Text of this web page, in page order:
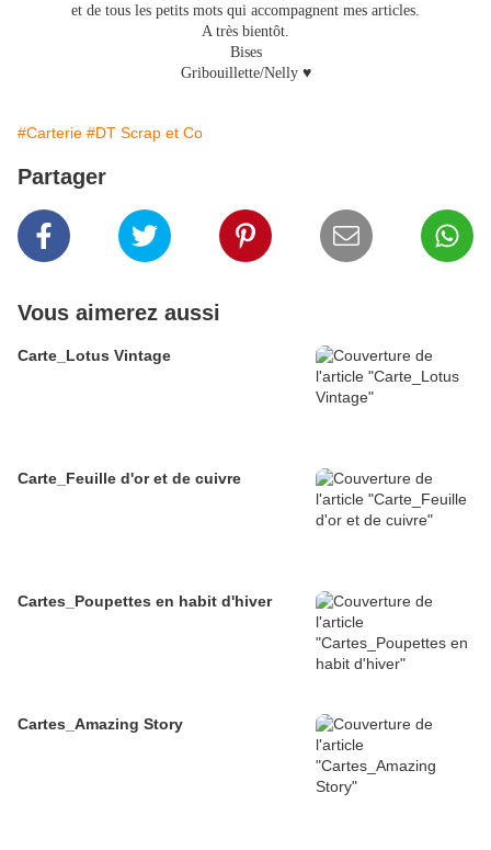
et de tous les petits mots qui accompagnent mes articles.
A très bientôt.
Bises
Gribouillette/Nelly ♥
#Carterie #DT Scrap et Co
Partager
Vous aimerez aussi
Carte_Lotus Vintage
Carte_Feuille d'or et de cuivre
Cartes_Poupettes en habit d'hiver
Cartes_Amazing Story